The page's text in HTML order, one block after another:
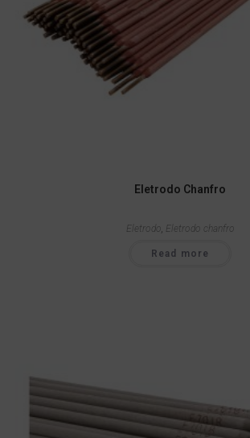
Eletrodo Chanfro
Eletrodo, Eletrodo chanfro
Read more